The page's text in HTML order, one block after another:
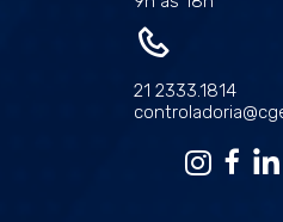
21 2333.1814